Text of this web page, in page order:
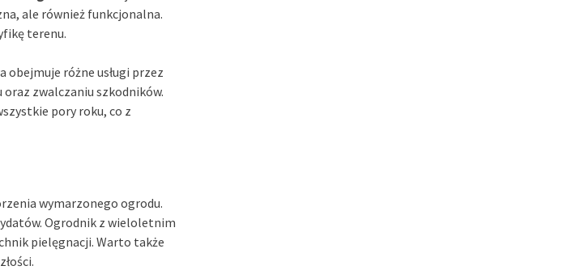
ale również funkcjonalna.
terenu.
obejmuje różne usługi przez
zwalczaniu szkodników.
pory roku, co z
wymarzonego ogrodu.
Ogrodnik z wieloletnim
pielęgnacji. Warto także